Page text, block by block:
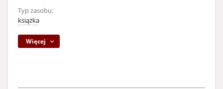
Typ zasobu:
książka
Więcej